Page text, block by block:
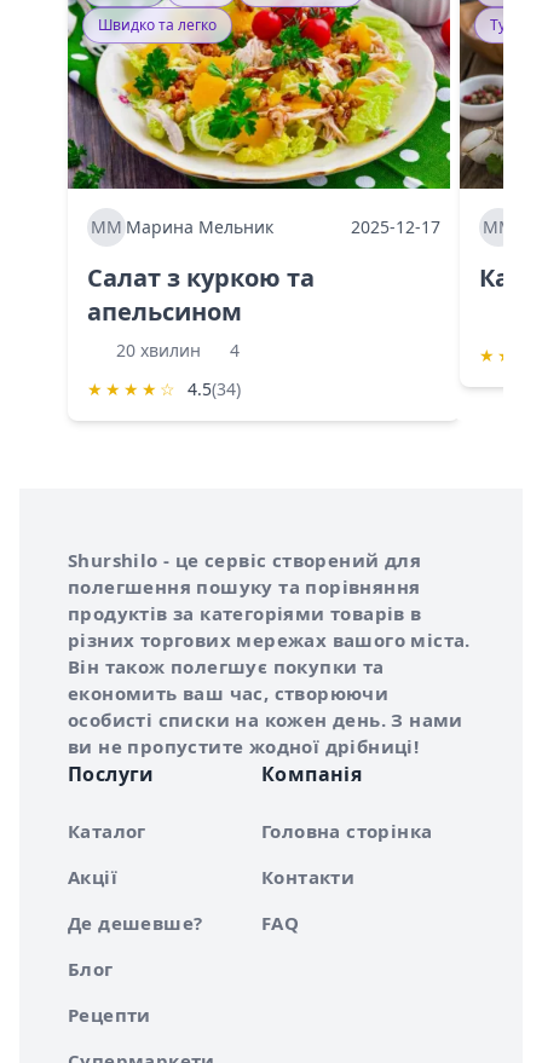
Швидко та легко
ММ Марина Мельник 2025-12-17
Салат з куркою та
апельсином
20 хвилин
4
★ ★ ★ ★ ☆ 4.5(34)
ММ
★ ★
Про сервіс Shurshilo
Shurshilo - це сервіс створений для
полегшення пошуку та порівняння
продуктів за категоріями товарів в
різних торгових мережах вашого міста.
Він також полегшує покупки та
економить ваш час, створюючи
особисті списки на кожен день. З нами
ви не пропустите жодної дрібниці!
Послуги
Каталог
Акції
Де дешевше?
Блог
Рецепти
Компанія
Головна сторінка
Контакти
FAQ